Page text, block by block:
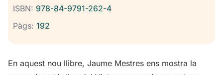
ISBN: 978-84-9791-262-4
Pàgs: 192
En aquest nou llibre, Jaume Mestres ens mostra la